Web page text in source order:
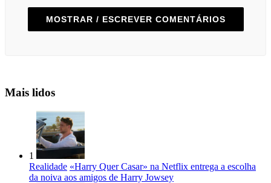
MOSTRAR / ESCREVER COMENTÁRIOS
Mais lidos
1
Realidade «Harry Quer Casar» na Netflix entrega a escolha
da noiva aos amigos de Harry Jowsey